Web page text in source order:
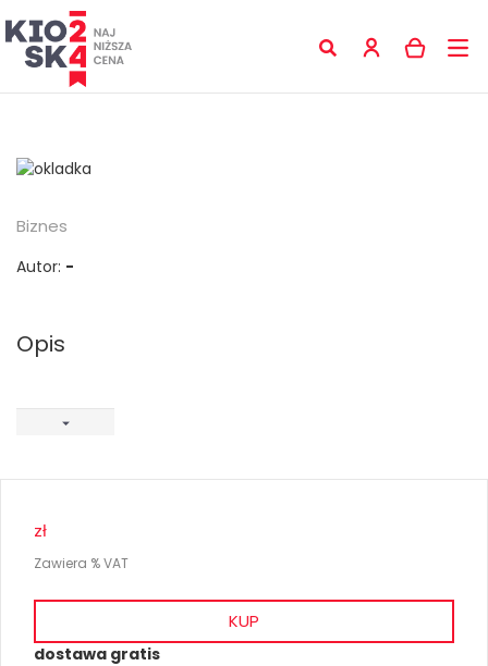
Biznes
Autor: -
Opis
zł
Zawiera % VAT
KUP
dostawa gratis